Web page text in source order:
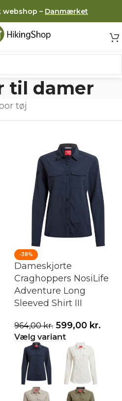
webshop – Danmærket
til damer
tøj
-38%
Dameskjorte
Craghoppers NosiLife
Adventure Long
Sleeved Shirt III
964,00kr. 599,00 kr.
Vælg variant